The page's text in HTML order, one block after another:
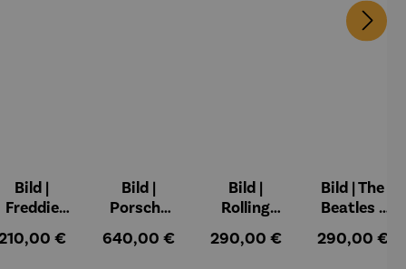
Bild |
Freddie
Preis:
€
Bild |
Porsche
– Holger
Regulärer Preis:
640,00 €
Bild |
Rolling
Wortmale
Regulärer Preis:
290,00 €
Bild | The
Beatles -
rei SAXA
Regulärer
290,00 €